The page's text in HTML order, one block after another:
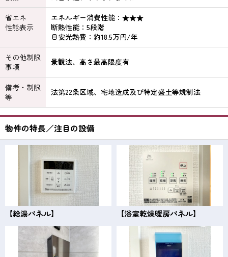
省エネ
性能表示
エネルギー消費性能：★★★
断熱性能：5段階
目安光熱費：約18.5万円/年
その他制限
事項
景観法、高さ最高限度有
備考・制限
等
法第22条区域、宅地造成及び特定盛土等規制法
物件の特長／注目の設備
【給湯パネル】 【浴室乾燥暖房パネル】